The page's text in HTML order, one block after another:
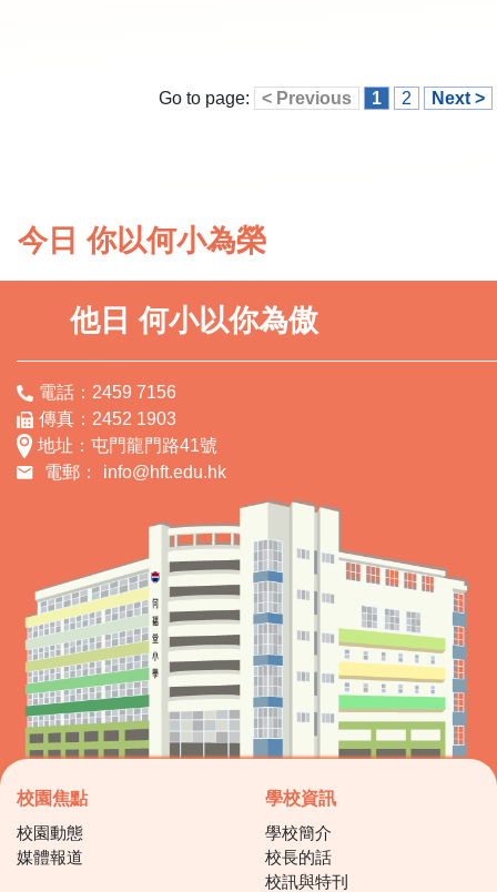
Go to page: < Previous 1 2 Next >
今日 你以何小為榮
他日 何小以你為傲
電話：2459 7156
傳真：2452 1903
地址：屯門龍門路41號
電郵：
info@hft.edu.hk
校園焦點
校園動態
媒體報道
學校資訊
學校簡介
校長的話
校訊與特刊